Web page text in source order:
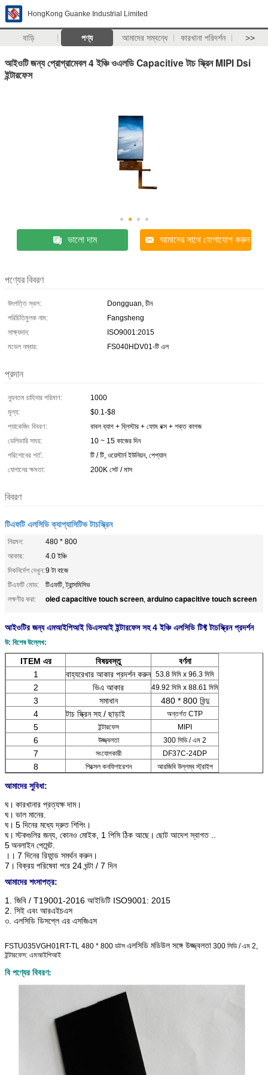
HongKong Guanke Industrial Limited
বাড়ি পণ্য আমাদের সম্বন্ধে কারখানা পরিদর্শন >>
আইওটি জন্য প্রোগ্রামেবল 4 ইঞ্চি ওএলডি Capacitive টাচ স্ক্রিন MIPI Dsi
ইন্টারফেস
ভালো দাম আমাদের সাথে যোগাযোগ করুন
পণ্যের বিবরণ
উৎপত্তি স্থল:
Dongguan, চীন
পরিচিতিমুলক নাম:
Fangsheng
সাক্ষ্যদান:
ISO9001:2015
মডেল নম্বার:
FS040HDV01-টি এল
প্রদান
ন্যূনতম চাহিদার পরিমাণ:
1000
মূল্য:
$0.1-$8
প্যাকেজিং বিবরণ:
বাবল ব্যাগ + ব্লিস্টার + ফোম বক্স + শক্ত কাগজ
ডেলিভারি সময়:
10 ~ 15 কাজের দিন
পরিশোধের শর্ত:
টি / টি, ওয়েস্টার্ন ইউনিয়ন, পেপ্যাল
যোগানের ক্ষমতা:
200K সেট / মাস
বিবরণ
টিএফটি এলসিডি ক্যাপ্যাসিটিভ টাচস্ক্রিন
নিয়মন:
480 * 800
আকার:
4.0 ইঞ্চি
দিকনির্দেশ দেখুন:9 টা বাজে
টিএফটি মোড:
টিএফটি, ট্রান্সমিসিভ
লক্ষণীয় করা:
oled capacitive touch screen, arduino capacitive touch screen
আইওটির জন্য এমআইপিআই ডিএসআই ইন্টারফেস সহ 4 ইঞ্চি এলসিডি টিফ্ট টাচস্ক্রিন প্রদর্শন
উ: বিশেষ উল্লেখ:
ITEM এর বিষয়বস্তু
বর্ণনা
1
বাহ্যরেখার আকার প্রদর্শন করুন 53.8 মিমি x 96.3 মিমি
2 ভিএ আকার 49.92 মিমি x 88.61 মিমি
3 সমাধান
480 * 800 বিন্দু
4
টাচ স্ক্রিন সহ / ছাড়াই অন্তর্গত CTP
5 ইন্টারফেস MIPI
6 উজ্জ্বলতা 300 সিডি / এম 2
7 সংযোগকারী DF37C-24DP
8 পিক্সেল কনফিগারেশন আরজিবি উল্লম্ব স্ট্রাইপ
আমাদের সুবিধা:
ঘ। কারখানার প্রত্যক্ষ দাম।
ঘ। ভাল মানের.
ঘ। 5 দিনের মধ্যে দ্রুত শিপিং।
ঘ। স্টকগুলির জন্য, কোনও মোইক, 1 পিসি ঠিক আছে। ছোট আদেশ স্বাগত ..
5অনলাইন পেমেন্ট.
।। 7 দিনের রিফান্ড সমর্থন করুন।
7। বিক্রয় পরিষেবা পরে 24 ঘন্টা / 7 দিন
আমাদের শংসাপত্র:
1. জিবি / T19001-2016 আইডিটি ISO9001: 2015
2. সিই এবং আরএইচএস
৩. এলসিডি ডিসপ্লে এর এসজিএস
FSTU035VGH01RT-TL 480 * 800 ডটস এলসিডি মডিউল সঙ্গে উজ্জ্বলতা 300 সিডি / এম 2,
ইন্টারফেস: এমআইপিআই
বি পণ্যের বিবরণ: